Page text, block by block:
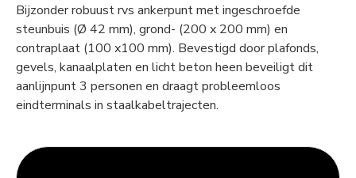
Bijzonder robuust rvs ankerpunt met ingeschroefde
steunbuis (Ø 42 mm), grond- (200 x 200 mm) en
contraplaat (100 x100 mm). Bevestigd door plafonds,
gevels, kanaalplaten en licht beton heen beveiligt dit
aanlijnpunt 3 personen en draagt probleemloos
eindterminals in staalkabeltrajecten.